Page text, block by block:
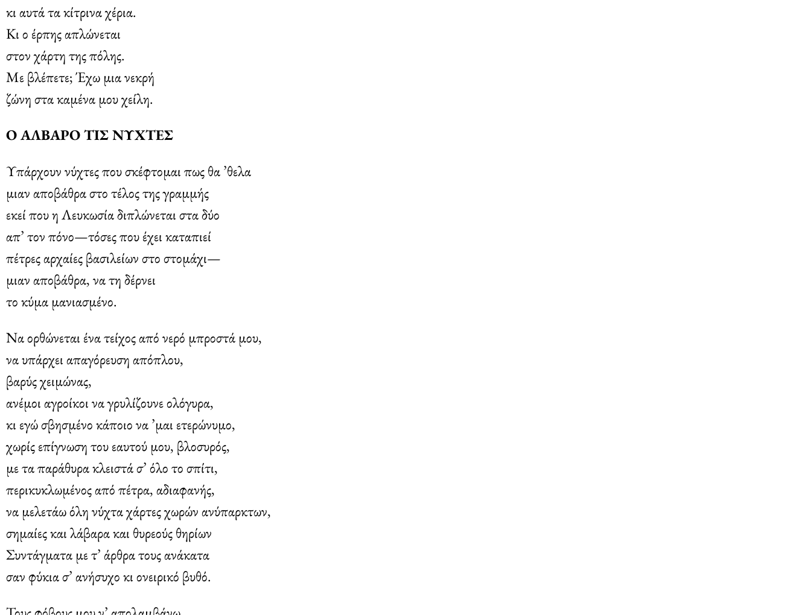
κι αυτά τα κίτρινα χέρια.
Κι ο έρπης απλώνεται
στον χάρτη της πόλης.
Με βλέπετε; Έχω μια νεκρή
ζώνη στα καμένα μου χείλη.
Ο ΑΛΒΑΡΟ ΤΙΣ ΝΥΧΤΕΣ
Υπάρχουν νύχτες που σκέφτομαι πως θα ’θελα
μιαν αποβάθρα στο τέλος της γραμμής
εκεί που η Λευκωσία διπλώνεται στα δύο
απ’ τον πόνο—τόσες που έχει καταπιεί
πέτρες αρχαίες βασιλείων στο στομάχι—
μιαν αποβάθρα, να τη δέρνει
το κύμα μανιασμένο.
Να ορθώνεται ένα τείχος από νερό μπροστά μου,
να υπάρχει απαγόρευση απόπλου,
βαρύς χειμώνας,
ανέμοι αγροίκοι να γρυλίζουνε ολόγυρα,
κι εγώ σβησμένο κάποιο να ’μαι ετερώνυμο,
χωρίς επίγνωση του εαυτού μου, βλοσυρός,
με τα παράθυρα κλειστά σ’ όλο το σπίτι,
περικυκλωμένος από πέτρα, αδιαφανής,
να μελετάω όλη νύχτα χάρτες χωρών ανύπαρκτων,
σημαίες και λάβαρα και θυρεούς θηρίων
Συντάγματα με τ’ άρθρα τους ανάκατα
σαν φύκια σ’ ανήσυχο κι ονειρικό βυθό.